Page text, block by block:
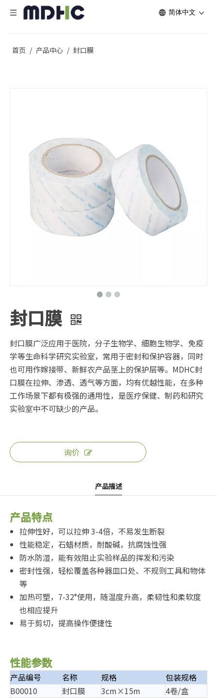
简体中文
首页 / 产品中心 / 封口膜
封口膜
封口膜广泛应用于医院，分子生物学、细胞生物学、免疫
学等生命科学研究实验室，常用于密封和保护容器，同时
也可用作嫁接带、新鲜农产品茎上的保护层等。MDHC封
口膜在拉伸、渗透、透气等方面，均有优越性能，在多种
工作场景下都有极强的通用性，是医疗保健、制药和研究
实验室中不可缺少的产品。
询价
产品描述
产品特点
拉伸性好，可以拉伸 3-4倍，不易发生断裂
性能稳定，石蜡材质，耐酸碱，抗腐蚀性强
防水防湿，能有效阻止实验样品的挥发和污染
密封性强，轻松覆盖各种器皿口处、不规则工具和物体
等
加热可塑，7-32°使用，随温度升高，柔韧性和柔软度
也相应提升
易于剪切，提高操作便捷性
性能参数
产品编号 名称 规格
包装规格
B00010
封口膜 3cm×15m
4卷/盒